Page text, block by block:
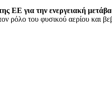
ΕΕ για την ενεργειακή
ρόλο του φυσικού αερίου και